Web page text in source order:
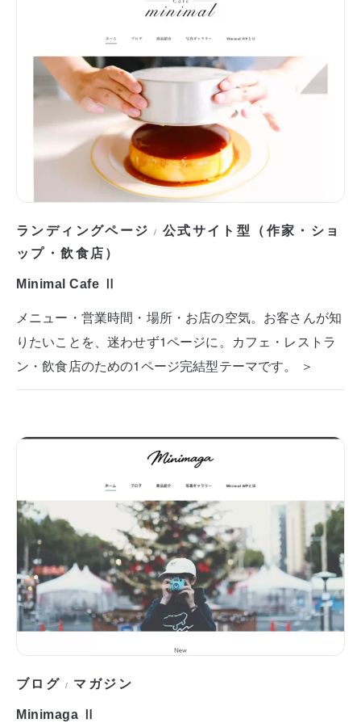
ランディングページ / 公式サイト型（作家・ショ
ップ・飲食店）
Minimal Cafe Ⅱ
メニュー・営業時間・場所・お店の空気。お客さんが知
りたいことを、迷わせず1ページに。カフェ・レストラ
ン・飲食店のための1ページ完結型テーマです。 ＞
ブログ / マガジン
Minimaga Ⅱ